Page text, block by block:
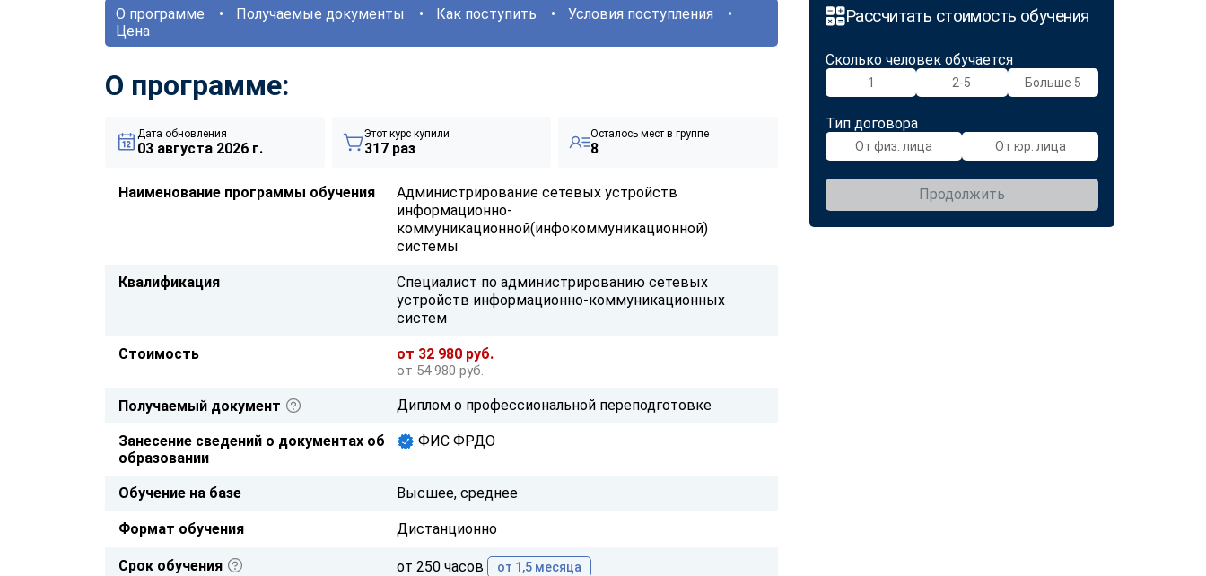
Рассчитать стоимость обучения
Сколько человек обучается
1 2-5 Больше 5
Тип договора
От физ. лица От юр. лица
Продолжить
О программе Получаемые документы Как поступить
Условия поступления
Цена
О программе:
Дата обновления
03 августа 2026 г.
Этот курс купили
317 раз
Осталось мест в группе
8
Наименование программы обучения
Администрирование сетевых устройств
информационно-
коммуникационной(инфокоммуникационной)
системы
Квалификация
Специалист по администрированию сетевых
устройств информационно-коммуникационных
систем
Стоимость от 32 980 руб.
от 54 980 руб.
Получаемый документ Диплом о профессиональной переподготовке
Занесение сведений о документах об
образовании
ФИС ФРДО
Обучение на базе Высшее, среднее
Формат обучения Дистанционно
Срок обучения от 250 часов от 1,5 месяца